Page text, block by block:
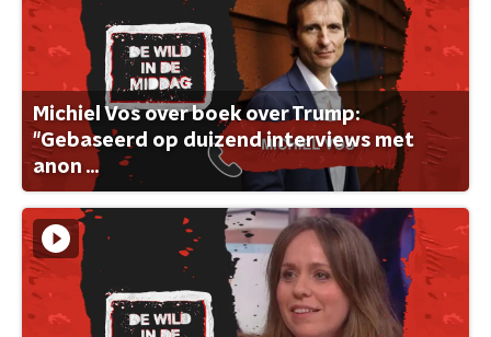
Michiel Vos over boek over Trump:
"Gebaseerd op duizend interviews met
anon ...